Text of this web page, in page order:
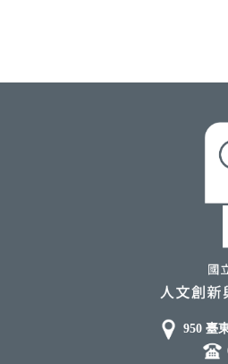
950 臺